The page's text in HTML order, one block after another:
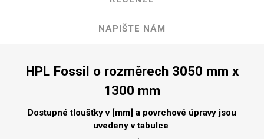
NAPIŠTE NÁM
HPL Fossil o rozměrech 3050 mm x
1300 mm
Dostupné tloušťky v [mm] a povrchové úpravy jsou
uvedeny v tabulce